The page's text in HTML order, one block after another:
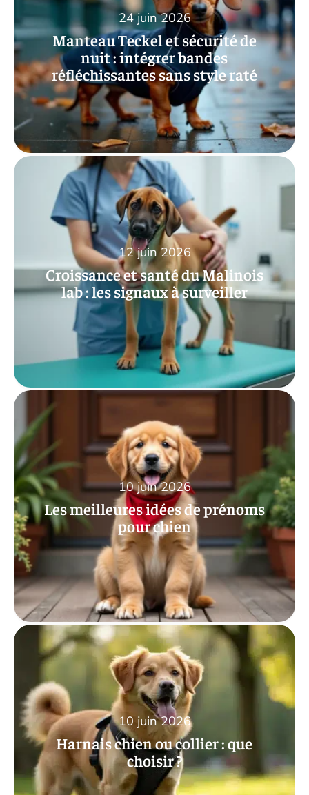
Manteau Teckel et sécurité de
nuit : intégrer bandes
réfléchissantes sans style raté
24 juin 2026
Croissance et santé du Malinois
lab : les signaux à surveiller
12 juin 2026
Les meilleures idées de prénoms
pour chien
10 juin 2026
Harnais chien ou collier : que
choisir ?
10 juin 2026